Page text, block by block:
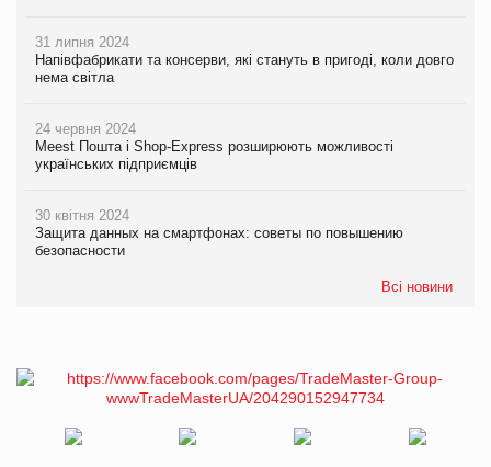
31 липня 2024
Напівфабрикати та консерви, які стануть в пригоді, коли довго
нема світла
24 червня 2024
Meest Пошта і Shop-Express розширюють можливості
українських підприємців
30 квітня 2024
Защита данных на смартфонах: советы по повышению
безопасности
Всі новини